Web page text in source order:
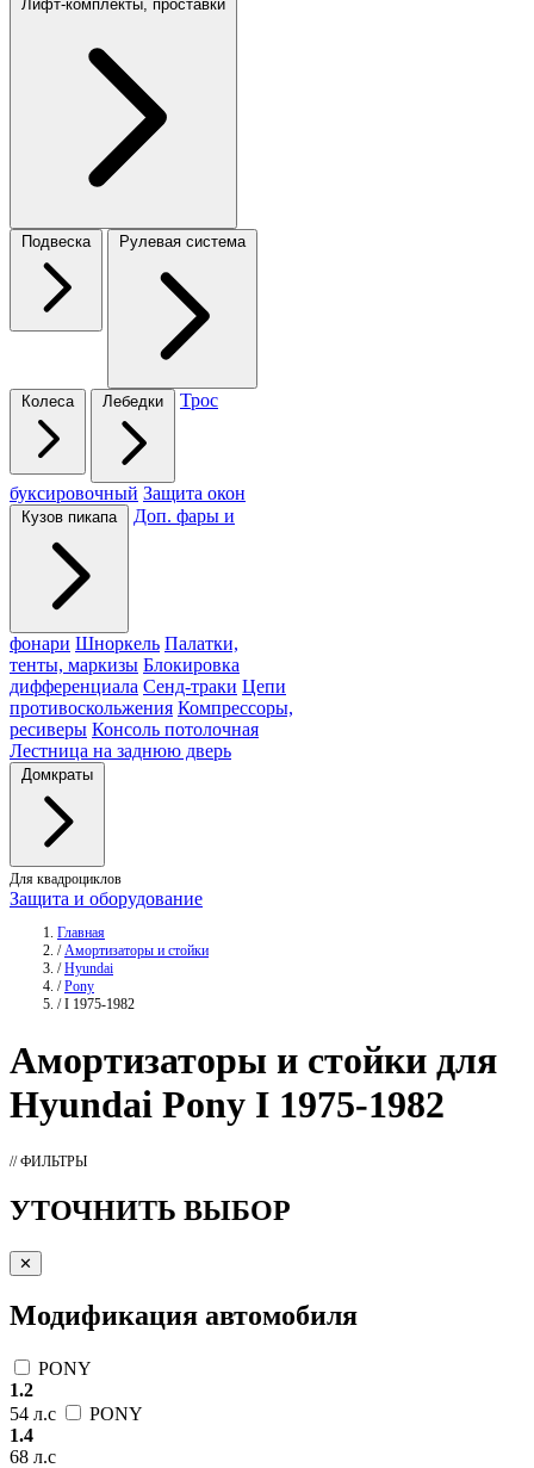
Лифт-комплекты, проставки
Подвеска Рулевая система
Колеса Лебедки Трос
буксировочный Защита окон
Кузов пикапа Доп. фары и
фонари Шноркель Палатки,
тенты, маркизы Блокировка
дифференциала Сенд-траки Цепи
противоскольжения Компрессоры,
ресиверы Консоль потолочная
Лестница на заднюю дверь
Домкраты
Для квадроциклов
Защита и оборудование
Главная
/ Амортизаторы и стойки
/ Hyundai
/ Pony
/ I 1975-1982
Амортизаторы и стойки для
Hyundai Pony I 1975-1982
// ФИЛЬТРЫ
УТОЧНИТЬ ВЫБОР
✕
Модификация автомобиля
PONY
1.2
54 л.с
PONY
1.4
68 л.с